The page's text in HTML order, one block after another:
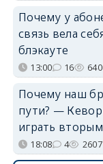
Почему у
связь вела
блэкауте
13:00 16
Почему наш
пути? —
играть
18:08 4 2607